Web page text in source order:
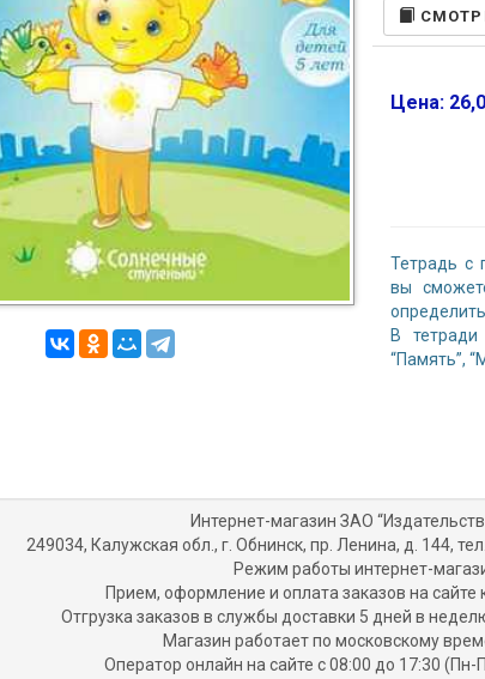
Цена:
Тетрадь с
вы
В тетради
“Память”,
Интернет-магазин ЗАО
249034, Калужская обл., г. Обнинск, пр. Ленина, д. 144,
Режим работы интернет-
Прием, оформление и оплата заказов на сайте
Отгрузка заказов в службы доставки 5 дней в
Магазин работает по московскому
Оператор онлайн на сайте с 08:00 до 17:30 (Пн-